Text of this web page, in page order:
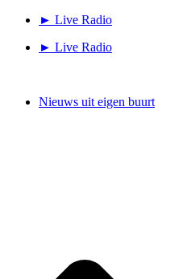
► Live Radio
► Live Radio
Nieuws uit eigen buurt